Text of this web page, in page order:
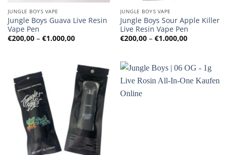
JUNGLE BOYS VAPE
Jungle Boys Guava Live Resin
Vape Pen
€200,00 – €1.000,00Preisspanne:
€200,00
JUNGLE BOYS VAPE
Jungle Boys Sour Apple Killer
Live Resin Vape Pen
€200,00 – €1.000,00
€200,00